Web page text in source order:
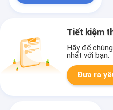
Tiết kiệm
Hãy để
nhất với bạn.
Đưa ra